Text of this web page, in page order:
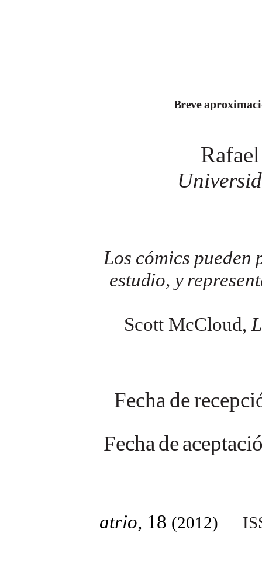
Breve
Los cómics pueden
estudio, y
Scott McCloud,
Fechade
Fechade
atrio, 18 (2012)